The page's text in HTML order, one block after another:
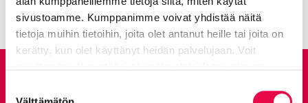
sivustoamme. Kumppanimme voivat yhdistää näitä
tietoja muihin tietoihin, joita olet antanut heille tai joita on
kerätty, kun olet käyttänyt heidän palvelujaan. Voit